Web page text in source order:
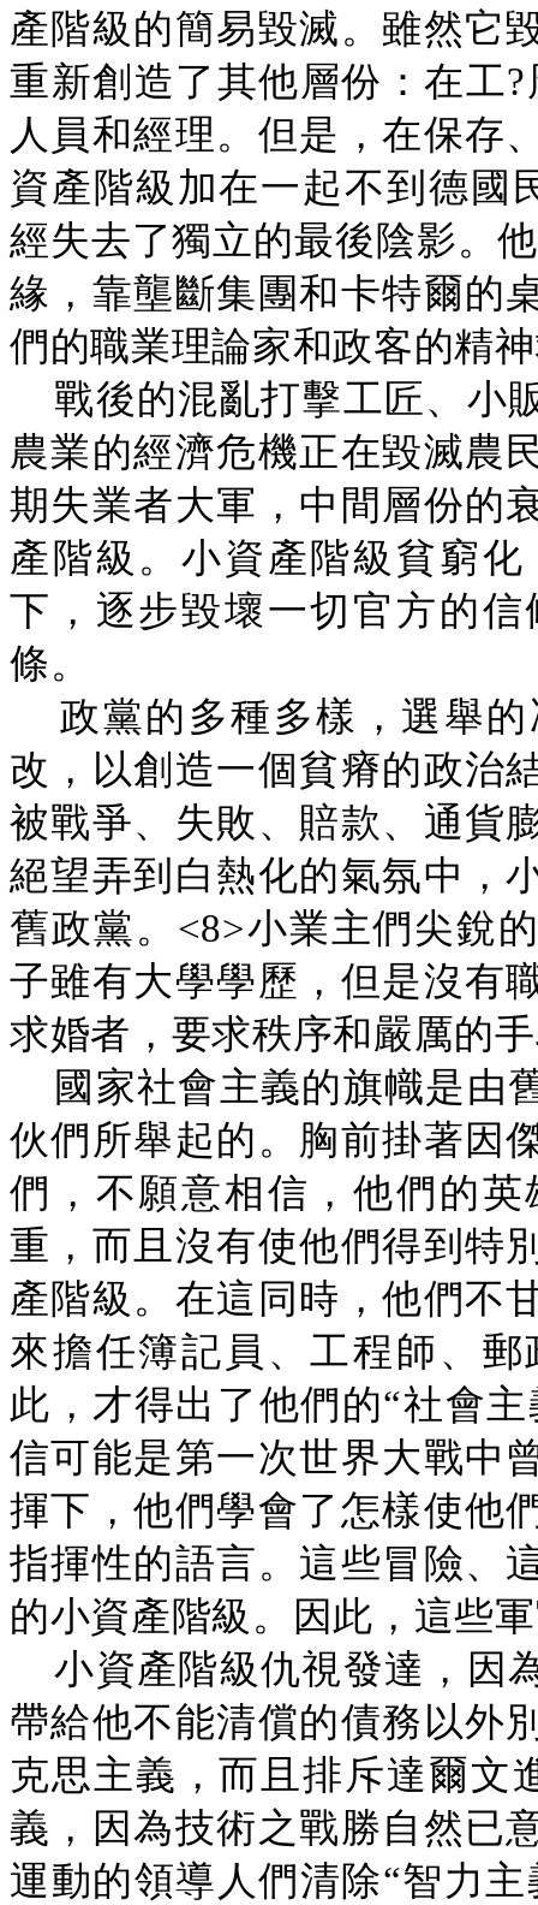
產階級的簡易毀滅。雖然它
重新創造了其他層份：在工
人員和經理。但是，在保存
資產階級加在一起不到德國
經失去了獨立的最後陰影。
緣，靠壟斷集團和卡特爾的
們的職業理論家和政客的精
戰後的混亂打擊工匠、小
農業的經濟危機正在毀滅農
期失業者大軍，中間層份的
產階級。小資產階級貧窮
下，逐步毀壞一切官方的
條。
政黨的多種多樣，選舉
改，以創造一個貧瘠的政治
被戰爭、失敗、賠款、通貨
絕望弄到白熱化的氣氛中，
舊政黨。<8>小業主們尖銳
子雖有大學學歷，但是沒有
求婚者，要求秩序和嚴厲的
國家社會主義的旗幟是由
伙們所舉起的。胸前掛著因
們，不願意相信，他們的
重，而且沒有使他們得到特
產階級。在這同時，他們不
來擔任簿記員、工程師、
此，才得出了他們的“社會
信可能是第一次世界大戰中
揮下，他們學會了怎樣使他
指揮性的語言。這些冒險、
的小資產階級。因此，這些
小資產階級仇視發達，因
帶給他不能清償的債務以外
克思主義，而且排斥達爾文
義，因為技術之戰勝自然已
運動的領導人們清除“智力